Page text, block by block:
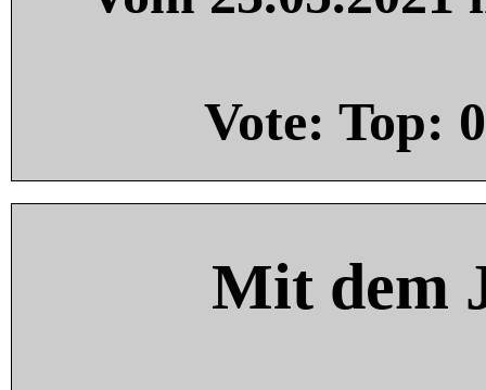
Vote: Top: 0
Mit dem